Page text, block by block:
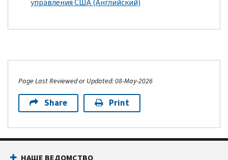
Page Last Reviewed or Updated: 08-May-2026
Share Print
Footer Navigation
НАШЕ ВЕДОМСТВО